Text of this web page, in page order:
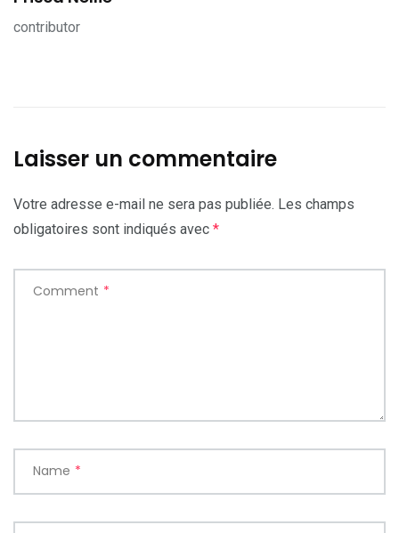
contributor
Laisser un commentaire
Votre adresse e-mail ne sera pas publiée. Les champs
obligatoires sont indiqués avec *
Comment *
Name *